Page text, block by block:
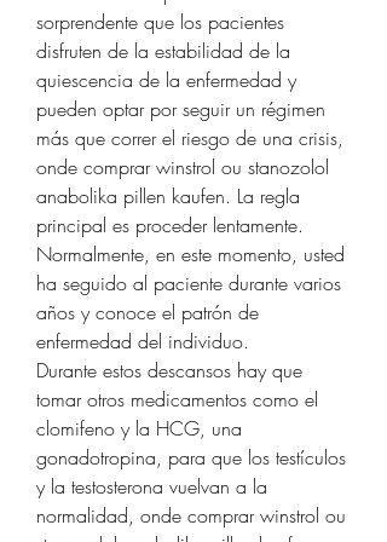
sorprendente que los pacientes
disfruten de la estabilidad de la
quiescencia de la enfermedad y
pueden optar por seguir un régimen
más que correr el riesgo de una crisis,
onde comprar winstrol ou stanozolol
anabolika pillen kaufen. La regla
principal es proceder lentamente.
Normalmente, en este momento, usted
ha seguido al paciente durante varios
años y conoce el patrón de
enfermedad del individuo.
Durante estos descansos hay que
tomar otros medicamentos como el
clomifeno y la HCG, una
gonadotropina, para que los testículos
y la testosterona vuelvan a la
normalidad, onde comprar winstrol ou